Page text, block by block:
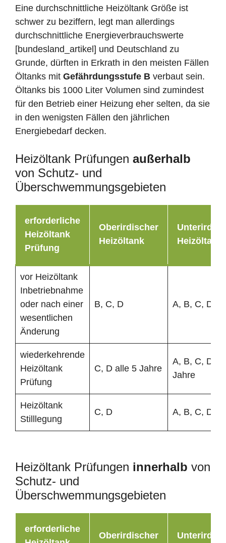
Eine durchschnittliche Heizöltank Größe ist
schwer zu beziffern, legt man allerdings
durchschnittliche Energieverbrauchswerte
[bundesland_artikel] und Deutschland zu
Grunde, dürften in Erkrath in den meisten Fällen
Öltanks mit Gefährdungsstufe B verbaut sein.
Öltanks bis 1000 Liter Volumen sind zumindest
für den Betrieb einer Heizung eher selten, da sie
in den wenigsten Fällen den jährlichen
Energiebedarf decken.
Heizöltank Prüfungen außerhalb
von Schutz- und
Überschwemmungsgebieten
erforderliche
Heizöltank
Prüfung
Oberirdischer
Heizöltank
Heizöltank
vor Heizöltank
Inbetriebnahme
oder nach einer
wesentlichen
Änderung
B, C, D A, B, C, D
wiederkehrende
Heizöltank
Prüfung
C, D alle 5 Jahre
A, B, C, D
Jahre
Heizöltank
Stilllegung
C, D A, B, C, D
Heizöltank Prüfungen innerhalb von
Schutz- und
Überschwemmungsgebieten
erforderliche
Oberirdischer